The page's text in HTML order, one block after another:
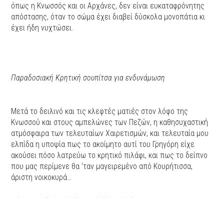
όπως η Κνωσσός και οι Αρχάνες, δεν είναι ευκαταφρόνητης
απόστασης, όταν το σώμα έχει διαβεί δύσκολα μονοπάτια κι
έχει ήδη νυχτώσει.
Παραδοσιακή Κρητική σουπίτσα για ενδυνάμωση
Μετά το δειλινό και τις κλεφτές ματιές στον λόφο της
Κνωσσού και στους αμπελώνες των Πεζών, η καθησυχαστική
ατμόσφαιρα των τελευταίων Χαιρετισμών, και τελευταία μου
ελπίδα η υποψία πως το ακοίμητο αυτί του Γρηγόρη είχε
ακούσει πόσο λατρεύω το κρητικό πιλάφι, και πως το δείπνο
που μας περίμενε θα ‘ταν μαγειρεμένο από Κουρήτισσα,
άριστη νοικοκυρά…